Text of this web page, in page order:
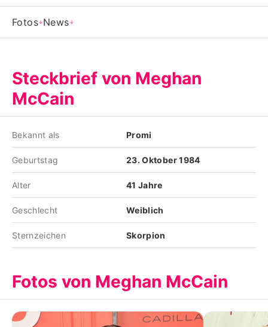
Impressum
Nutzungsbedingungen
Utiq verwalten
Fotos News
Steckbrief von Meghan
McCain
Bekannt als Promi
Geburtstag 23. Oktober 1984
Alter 41 Jahre
Geschlecht Weiblich
Sternzeichen Skorpion
Fotos von Meghan McCain